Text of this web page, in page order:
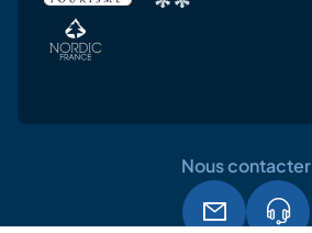
Nous contacter